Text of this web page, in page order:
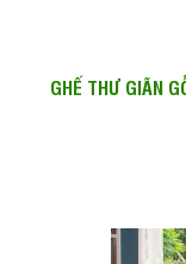
GHẾ THƯ GIÃN